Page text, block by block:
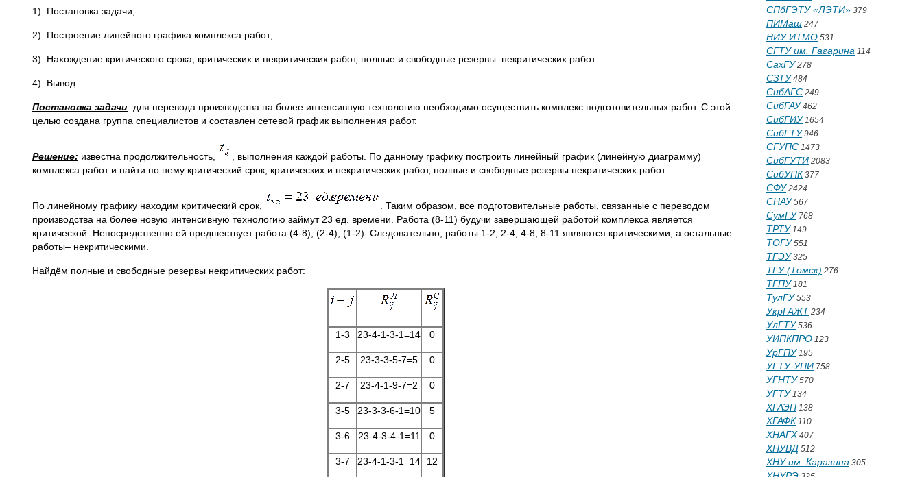
1) Постановка задачи;
2) Построение линейного графика комплекса работ;
3) Нахождение критического срока, критических и некритических работ, полные и свободные резервы некритических работ.
4) Вывод.
Постановка задачи: для перевода производства на более интенсивную технологию необходимо осуществить комплекс подготовительных работ. С этой
целью создана группа специалистов и составлен сетевой график выполнения работ.
Решение: известна продолжительность,
, выполнения каждой работы. По данному графику построить линейный график (линейную диаграмму)
комплекса работ и найти по нему критический срок, критических и некритических работ, полные и свободные резервы некритических работ.
По линейному графику находим критический срок,
. Таким образом, все подготовительные работы, связанные с переводом
производства на более новую интенсивную технологию займут 23 ед. времени. Работа (8-11) будучи завершающей работой комплекса является
критической. Непосредственно ей предшествует работа (4-8), (2-4), (1-2). Следовательно, работы 1-2, 2-4, 4-8, 8-11 являются критическими, а остальные
работы– некритическими.
Найдём полные и свободные резервы некритических работ:
1-3 23-4-1-3-1=14 0
2-5 23-3-3-5-7=5 0
2-7 23-4-1-9-7=2 0
3-5 23-3-3-6-1=10 5
3-6 23-4-3-4-1=11 0
3-7 23-4-1-3-1=14 12
СПбГЭТУ «ЛЭТИ» 379
ПИМаш 247
НИУ ИТМО 531
СГТУ им. Гагарина 114
СахГУ278
СЗТУ484
СибАГС 249
СибГАУ462
СибГИУ1654
СибГТУ946
СГУПС 1473
СибГУТИ 2083
СибУПК 377
СФУ2424
СНАУ567
СумГУ768
ТРТУ149
ТОГУ551
ТГЭУ325
ТГУ (Томск) 276
ТГПУ181
ТулГУ553
УкрГАЖТ 234
УлГТУ536
УИПКПРО 123
УрГПУ195
УГТУ-УПИ 758
УГНТУ570
УГТУ134
ХГАЭП 138
ХГАФК 110
ХНАГХ 407
ХНУВД 512
ХНУ им. Каразина 305